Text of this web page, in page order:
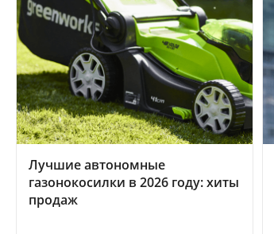
Лучшие автономные
газонокосилки в 2026 году: хиты
продаж